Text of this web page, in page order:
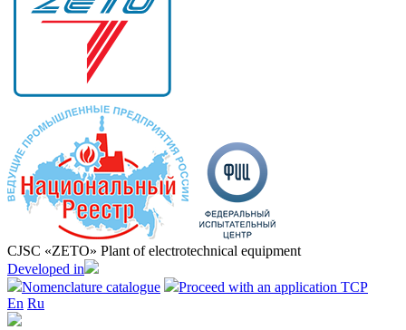
CJSC «ZETO» Plant of electrotechnical equipment
Developed in
Nomenclature catalogue
Proceed with an application TCP
En Ru